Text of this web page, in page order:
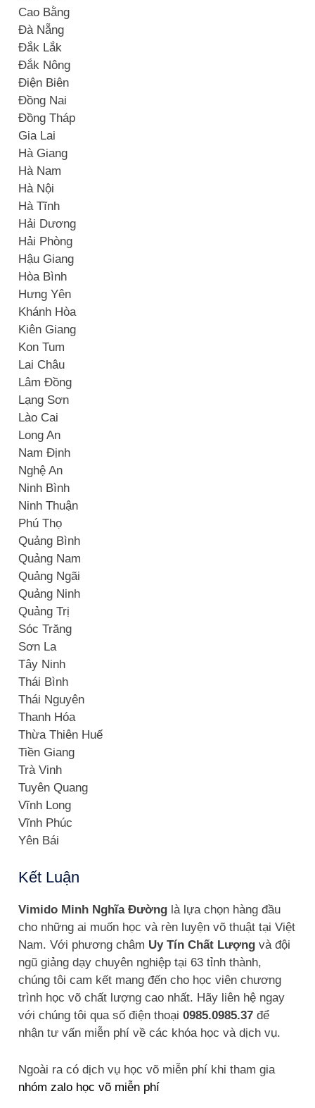
Cao Bằng
Đà Nẵng
Đắk Lắk
Đắk Nông
Điện Biên
Đồng Nai
Đồng Tháp
Gia Lai
Hà Giang
Hà Nam
Hà Nội
Hà Tĩnh
Hải Dương
Hải Phòng
Hậu Giang
Hòa Bình
Hưng Yên
Khánh Hòa
Kiên Giang
Kon Tum
Lai Châu
Lâm Đồng
Lạng Sơn
Lào Cai
Long An
Nam Định
Nghệ An
Ninh Bình
Ninh Thuận
Phú Thọ
Quảng Bình
Quảng Nam
Quảng Ngãi
Quảng Ninh
Quảng Trị
Sóc Trăng
Sơn La
Tây Ninh
Thái Bình
Thái Nguyên
Thanh Hóa
Thừa Thiên Huế
Tiền Giang
Trà Vinh
Tuyên Quang
Vĩnh Long
Vĩnh Phúc
Yên Bái
Kết Luận
Vimido Minh Nghĩa Đường là lựa chọn hàng đầu
cho những ai muốn học và rèn luyện võ thuật tại Việt
Nam. Với phương châm Uy Tín Chất Lượng và đội
ngũ giảng dạy chuyên nghiệp tại 63 tỉnh thành,
chúng tôi cam kết mang đến cho học viên chương
trình học võ chất lượng cao nhất. Hãy liên hệ ngay
với chúng tôi qua số điện thoại0985.0985.37 để
nhận tư vấn miễn phí về các khóa học và dịch vụ.
Ngoài ra có dịch vụ học võ miễn phí khi tham gia
nhóm zalo học võ miễn phí